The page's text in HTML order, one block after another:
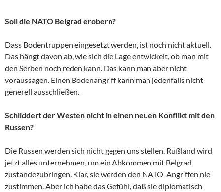
Soll die NATO Belgrad erobern?
Dass Bodentruppen eingesetzt werden, ist noch nicht aktuell.
Das hängt davon ab, wie sich die Lage entwickelt, ob man mit
den Serben noch reden kann. Das kann man aber nicht
voraussagen. Einen Bodenangriff kann man jedenfalls nicht
generell ausschließen.
Schliddert der Westen nicht in einen neuen Konflikt mit den
Russen?
Die Russen werden sich nicht gegen uns stellen. Rußland wird
jetzt alles unternehmen, um ein Abkommen mit Belgrad
zustandezubringen. Klar, sie werden den NATO-Angriffen nie
zustimmen. Aber ich habe das Gefühl, daß sie diplomatisch